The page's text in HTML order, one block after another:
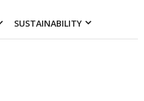
SUSTAINABILITY